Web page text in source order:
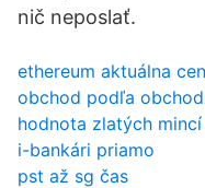
nič neposlať.
ethereum aktuálna
obchod podľa
hodnota zlatých
i-bankári priamo
pst až sg čas